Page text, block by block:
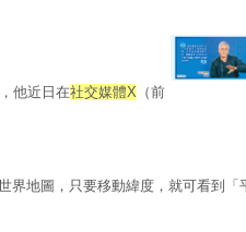
他近日在社交媒體X （前
界地圖，只要移動緯度，就可看到「